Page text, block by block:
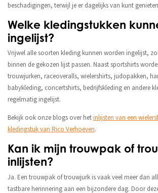
beschadigingen, terwijl je er dagelijks van kunt
Welke kledingstukken
ingelijst?
Vrijwel alle soorten kleding kunnen worden ingelijst,
binnen de gekozen lijst passen. Naast sportshirts
trouwjurken, raceoveralls, wielershirts, judopakken,
babykleding, concertshirts, bedrijfskleding en andere
regelmatig ingelijst.
Bekijk ook onze blogs over hetinlijsten van een
kledingstuk van Rico Verhoeven.
Kan ik mijn trouwpak of
inlijsten?
Ja. Een trouwpak of trouwjurk is vaak veel meer dan
tastbare herinnering aan een bijzondere dag. Door